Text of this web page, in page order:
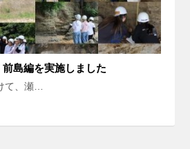
島編を実施しました
て、瀬…